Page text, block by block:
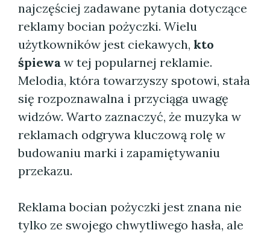
najczęściej zadawane pytania dotyczące
reklamy bocian pożyczki. Wielu
użytkowników jest ciekawych, kto
śpiewa w tej popularnej reklamie.
Melodia, która towarzyszy spotowi, stała
się rozpoznawalna i przyciąga uwagę
widzów. Warto zaznaczyć, że muzyka w
reklamach odgrywa kluczową rolę w
budowaniu marki i zapamiętywaniu
przekazu.
Reklama bocian pożyczki jest znana nie
tylko ze swojego chwytliwego hasła, ale